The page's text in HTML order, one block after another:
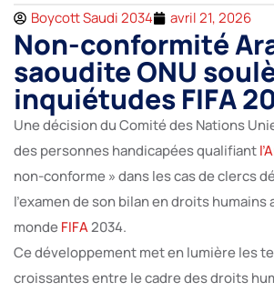
Boycott Saudi 2034 avril 21, 2026
Non-conformité
saoudite ONU
inquiétudes FIFA
Une décision du Comité des Nations
des personnes handicapées qualifiant
non-conforme » dans les cas de clercs
l’examen de son bilan en droits humains
mondeFIFA2034.
Ce développement met en lumière les
croissantes entre le cadre des droits